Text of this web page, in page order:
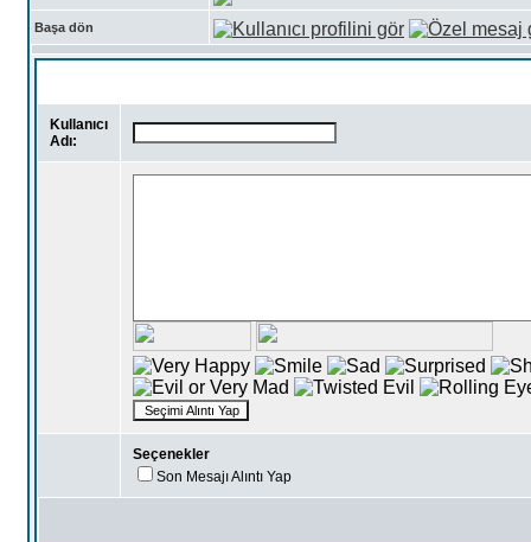
Başa dön
Kullanıcı
Adı:
Seçenekler
Son Mesajı Alıntı Yap